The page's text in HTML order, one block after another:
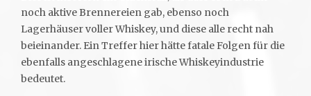
noch aktive Brennereien gab, ebenso noch
Lagerhäuser voller Whiskey, und diese alle recht nah
beieinander. Ein Treffer hier hätte fatale Folgen für die
ebenfalls angeschlagene irische Whiskeyindustrie
bedeutet.